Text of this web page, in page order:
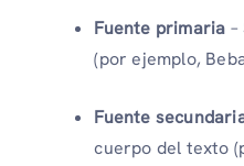
Fuente primaria
(por ejemplo,
Fuente
cuerpo del texto